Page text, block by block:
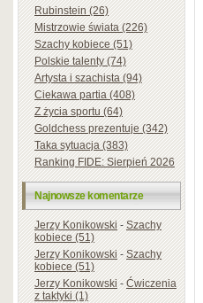
Rubinstein (26)
Mistrzowie świata (226)
Szachy kobiece (51)
Polskie talenty (74)
Artysta i szachista (94)
Ciekawa partia (408)
Z życia sportu (64)
Goldchess prezentuje (342)
Taka sytuacja (383)
Ranking FIDE: Sierpień 2026
Najnowsze komentarze
Jerzy Konikowski-Szachy
kobiece (51)
Jerzy Konikowski-Szachy
kobiece (51)
Jerzy Konikowski-Ćwiczenia
z taktyki (1)